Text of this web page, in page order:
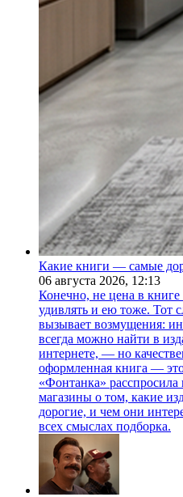
Какие книги — самые
06 августа 2026, 12:13
Конечно, не цена в
удивлять и ею тоже. Тот
вызывает возмущения:
всегда можно найти в
интернете, — но
оформленная книга —
«Фонтанка»
магазины о том, какие
дорогие, и чем они
всех смыслах подборка.